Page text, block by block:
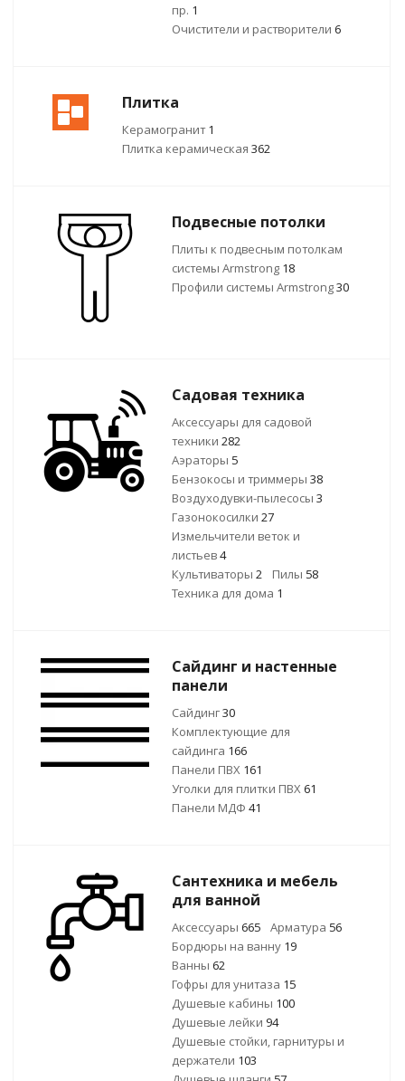
пр. 1
Очистители и растворители 6
Плитка
Керамогранит1
Плитка керамическая 362
Подвесные потолки
Плиты к подвесным потолкам
системы Armstrong 18
Профили системы Armstrong30
Садовая техника
Аксессуары для садовой
техники 282
Аэраторы 5
Бензокосы и триммеры 38
Воздуходувки-пылесосы 3
Газонокосилки 27
Измельчители веток и
листьев4
Культиваторы 2 Пилы 58
Техника для дома 1
Сайдинг и настенные
панели
Сайдинг30
Комплектующие для
сайдинга 166
Панели ПВХ 161
Уголки для плитки ПВХ61
Панели МДФ 41
Сантехника и мебель
для ванной
Аксессуары 665 Арматура 56
Бордюры на ванну 19
Ванны 62
Гофры для унитаза 15
Душевые кабины 100
Душевые лейки 94
Душевые стойки, гарнитуры и
держатели 103